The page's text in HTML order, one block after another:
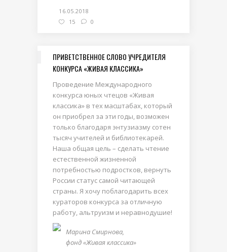
16.05.2018
15
0
ПРИВЕТСТВЕННОЕ СЛОВО УЧРЕДИТЕЛЯ
КОНКУРСА «ЖИВАЯ КЛАССИКА»
Проведение Международного
конкурса юных чтецов «Живая
классика» в тех масштабах, который
он приобрел за эти годы, возможен
только благодаря энтузиазму сотен
тысяч учителей и библиотекарей.
Наша общая цель – сделать чтение
естественной жизненной
потребностью подростков, вернуть
России статус самой читающей
страны. Я хочу поблагодарить всех
кураторов конкурса за отличную
работу, альтруизм и неравнодушие!
Марина Смирнова,
фонд «Живая классика»